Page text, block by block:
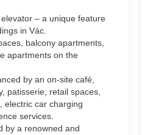
– a unique feature
in Vác.
balcony apartments,
apartments on the
by an on-site café,
patisserie, retail spaces,
electric car charging
services.
by a renowned and